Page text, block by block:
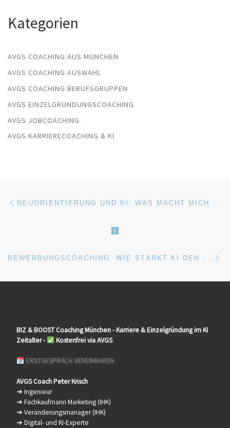
Kategorien
AVGS COACHING AUS MÜNCHEN
AVGS COACHING AUSWAHL
AVGS COACHING BERUFSGRUPPEN
AVGS EINZELGRÜNDUNGSCOACHING
AVGS JOBCOACHING
AVGS KARRIERECOACHING & KI
Beitragsnavigation
BIZ & BOOSTCoachingMünchen - Karriere & Einzelgründung im KI
Zeitalter -
Kostenfrei via AVGS
ERSTGESPRÄCH VEREINBAREN
AVGS Coach Peter Krisch
➔ Ingenieur
➔ Fachkaufmann Marketing (IHK)
➔ Veränderungsmanager (IHK)
➔ Digital- und KI-Experte